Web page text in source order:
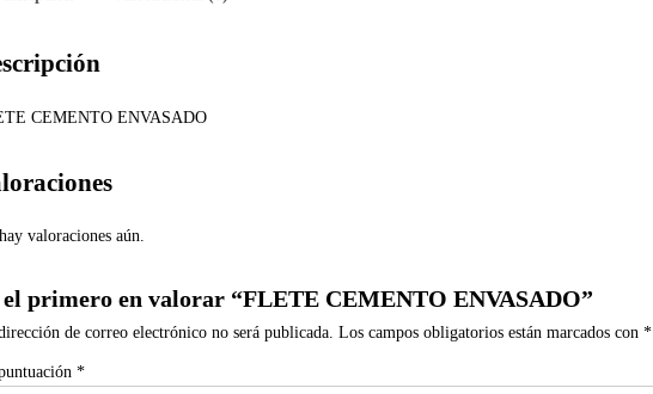
CEMENTO ENVASADO
valoraciones aún.
el primero en valorar “FLETE CEMENTO ENVASADO”
de correo electrónico no será publicada. Los campos obligatorios están marcados con *
*